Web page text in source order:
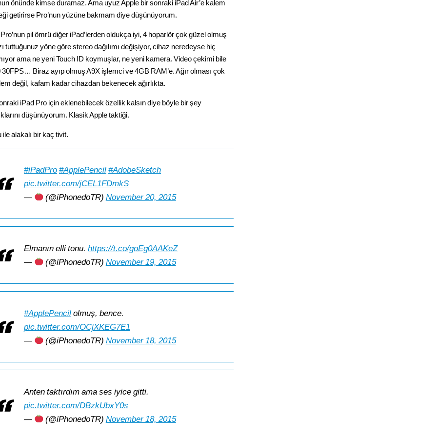
önünde kimse duramaz. Ama uyuz Apple bir sonraki iPad Air’e kalem
getirirse Pro’nun yüzüne bakmam diye düşünüyorum.
pil ömrü diğer iPad’lerden oldukça iyi, 4 hoparlör çok güzel olmuş
tuttuğunuz yöne göre stereo dağılımı değişiyor, cihaz neredeyse hiç
ama ne yeni Touch ID koymuşlar, ne yeni kamera. Video çekimi bile
30FPS… Biraz ayıp olmuş A9X işlemci ve 4GB RAM’e. Ağır olması çok
değil, kafam kadar cihazdan bekenecek ağırlıkta.
iPad Pro için eklenebilecek özellik kalsın diye böyle bir şey
düşünüyorum. Klasik Apple taktiği.
ile alakalı bir kaç tivit.
#iPadPro #ApplePencil #AdobeSketch
pic.twitter.com/jCEL1FDmkS
—
(@iPhonedoTR) November 20, 2015
Elmanın elli tonu. https://t.co/goEg0AAKeZ
—
(@iPhonedoTR) November 19, 2015
#ApplePencil olmuş, bence.
pic.twitter.com/OCjXKEG7E1
—
(@iPhonedoTR) November 18, 2015
Anten taktırdım ama ses iyice gitti.
pic.twitter.com/DBzkUbxY0s
—
(@iPhonedoTR) November 18, 2015